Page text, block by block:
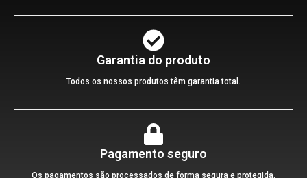
Garantia do produto
Todos os nossos produtos têm garantia total.
Pagamento seguro
Os pagamentos são processados de forma segura e protegida.